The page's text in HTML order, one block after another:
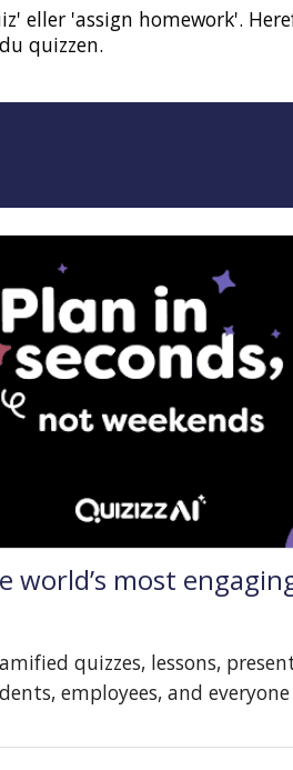
eller 'assign homework'.
quizzen.
world’s most
quizzes, lessons,
employees, and everyone